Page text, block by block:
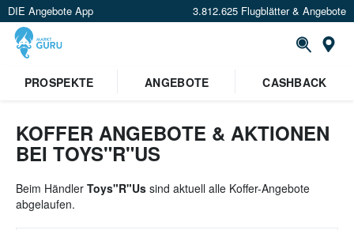
DIE Angebote App 3.812.625 Flugblätter & Angebote
Standort festlegen
PROSPEKTE ANGEBOTE CASHBACK
KOFFER ANGEBOTE & AKTIONEN
BEI TOYS"R"US
Beim Händler Toys"R"Us sind aktuell alle Koffer-Angebote
abgelaufen.